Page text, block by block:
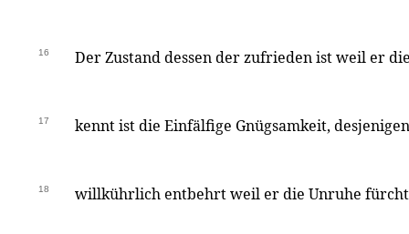
16 Der Zustand dessen der zufrieden ist weil er
17 kennt ist die Einfälfige Gnügsamkeit,
18 willkührlich entbehrt weil er die Unruhe